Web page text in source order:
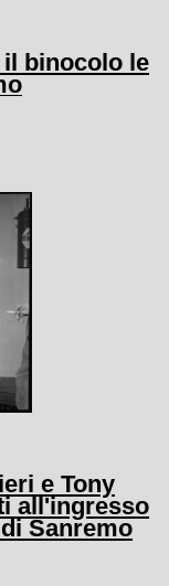
binocolo le
e Tony
all'ingresso
Sanremo